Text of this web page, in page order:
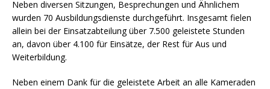
Neben diversen Sitzungen, Besprechungen und Ähnlichem
wurden 70 Ausbildungsdienste durchgeführt. Insgesamt fielen
allein bei der Einsatzabteilung über 7.500 geleistete Stunden
an, davon über 4.100 für Einsätze, der Rest für Aus und
Weiterbildung.
Neben einem Dank für die geleistete Arbeit an alle Kameraden